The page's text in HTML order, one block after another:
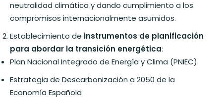
neutralidad climática y dando cumplimiento a los
compromisos internacionalmente asumidos.
Establecimiento de instrumentos de planificación
para abordar la transición energética:
Plan Nacional Integrado de Energía y Clima (PNIEC).
Estrategia de Descarbonización a 2050 de la
Economía Española